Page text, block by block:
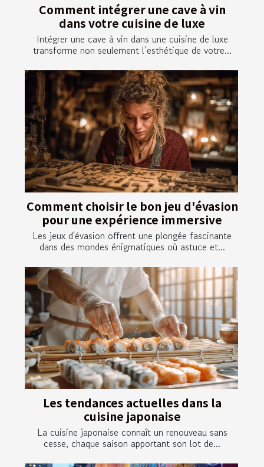
Comment intégrer une cave à vin
dans votre cuisine de luxe
Intégrer une cave à vin dans une cuisine de luxe
transforme non seulement l’esthétique de votre...
Comment choisir le bon jeu d'évasion
pour une expérience immersive
Les jeux d'évasion offrent une plongée fascinante
dans des mondes énigmatiques où astuce et...
Les tendances actuelles dans la
cuisine japonaise
La cuisine japonaise connaît un renouveau sans
cesse, chaque saison apportant son lot de...